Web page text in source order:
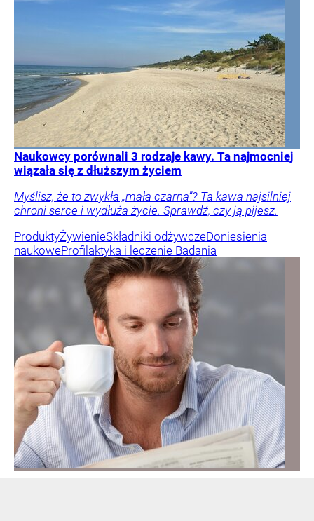
Naukowcy porównali 3 rodzaje kawy. Ta najmocniej
wiązała się z dłuższym życiem
Myślisz, że to zwykła „mała czarna”? Ta kawa najsilniej
chroni serce i wydłuża życie. Sprawdź, czy ją pijesz.
ProduktyŻywienieSkładniki odżywczeDoniesienia
naukoweProfilaktyka i leczenie Badania